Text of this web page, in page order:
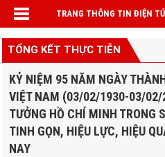
TRANG THÔNG TIN ĐIỆN
TỔNG KẾT THỰC TIỄN
KỶ NIỆM 95 NĂM NGÀY
VIỆT NAM (03/02/1930-03/02/
TƯỞNG HỒ CHÍ MINH TRONG
TINH GỌN, HIỆU LỰC, HIỆU
NAY